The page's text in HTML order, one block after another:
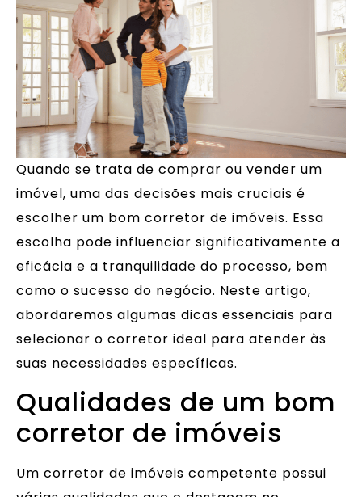
Quando se trata de comprar ou vender um
imóvel, uma das decisões mais cruciais é
escolher um bom corretor de imóveis. Essa
escolha pode influenciar significativamente a
eficácia e a tranquilidade do processo, bem
como o sucesso do negócio. Neste artigo,
abordaremos algumas dicas essenciais para
selecionar o corretor ideal para atender às
suas necessidades específicas.
Qualidades de um bom
corretor de imóveis
Um corretor de imóveis competente possui